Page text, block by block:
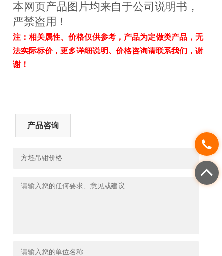
本网页产品图片均来自于公司说明书，
严禁盗用！
注：相关属性、价格仅供参考，产品为定做类产品，无
法实际标价，更多详细说明、价格咨询请联系我们，谢
谢！
产品咨询